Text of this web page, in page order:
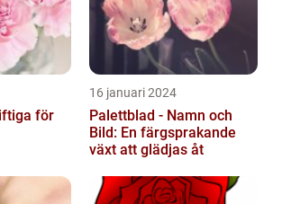
för
16 januari 2024
Palettblad - Namn och
Bild: En färgsprakande
växt att glädjas åt